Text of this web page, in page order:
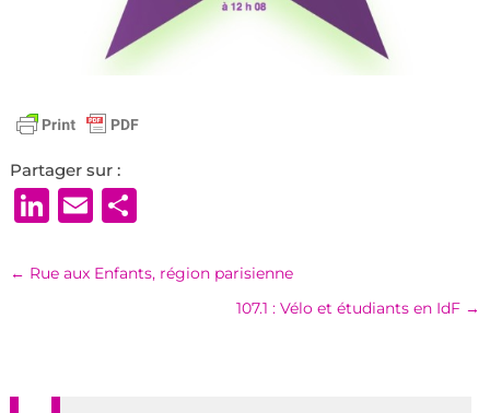
Partager sur :
LinkedIn
EmailPartager
← Rue aux Enfants, région parisienne
107.1 : Vélo et étudiants en IdF →